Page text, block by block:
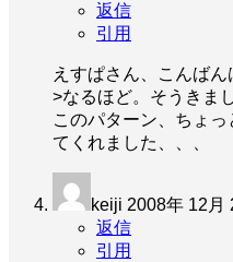
返信
引用
えすぱさん、こんばん
>なるほど。そうきま
このパターン、ちょ
てくれました、、、
keiji 2008年 12月
返信
引用